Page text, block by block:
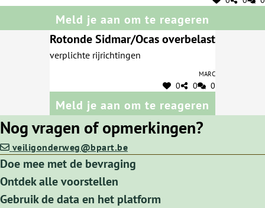
Meld je aan om te reageren
Rotonde Sidmar/Ocas overbelast
verplichte rijrichtingen
Marc
0 0 0
Meld je aan om te reageren
Nog vragen of opmerkingen?
veiligonderweg@bpart.be
Doe mee met de bevraging
Ontdek alle voorstellen
Gebruik de data en het platform